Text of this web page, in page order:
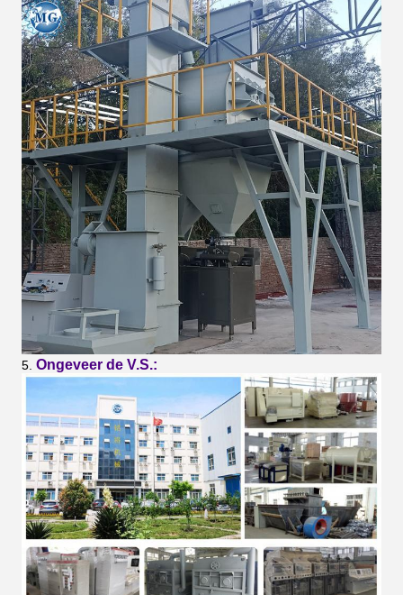
5. Ongeveer de V.S.: